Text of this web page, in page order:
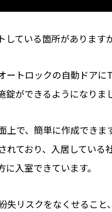
ている箇所があります
ートロックの自動ドアに
ができるようになりま
で、簡単に作成できま
れており、入居している
入室できています。
失リスクをなくせるこ
設の鍵管理の問題を考
の“カギ”はスマート